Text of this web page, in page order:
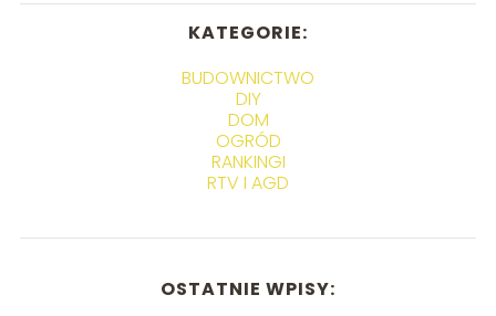
KATEGORIE:
BUDOWNICTWO
DIY
DOM
OGRÓD
RANKINGI
RTV I AGD
OSTATNIE WPISY: